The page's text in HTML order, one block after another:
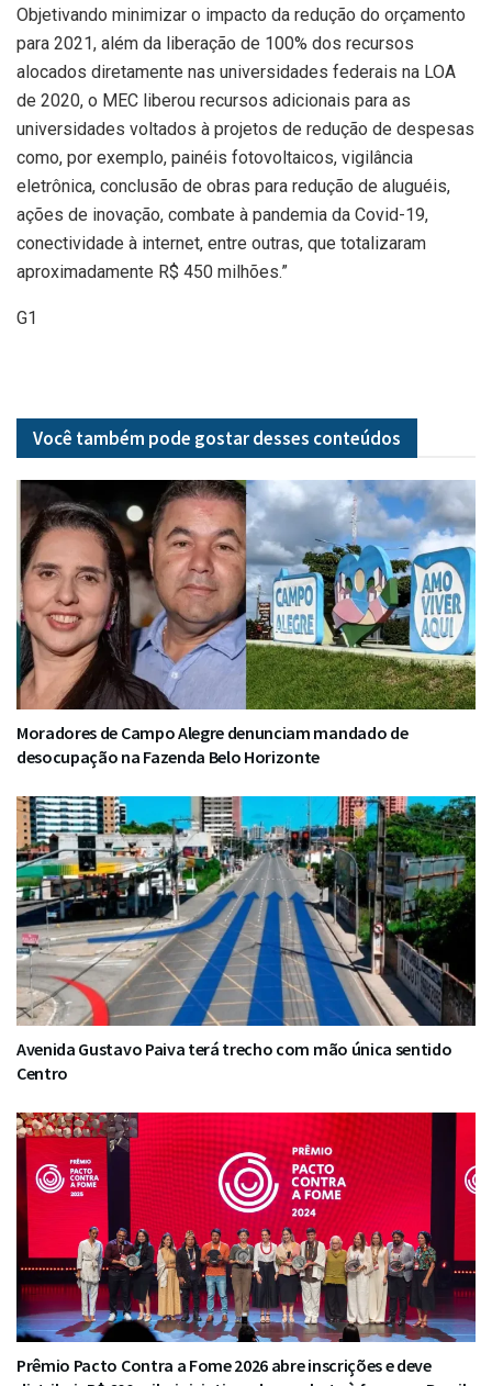
Objetivando minimizar o impacto da redução do orçamento
para 2021, além da liberação de 100% dos recursos
alocados diretamente nas universidades federais na LOA
de 2020, o MEC liberou recursos adicionais para as
universidades voltados à projetos de redução de despesas
como, por exemplo, painéis fotovoltaicos, vigilância
eletrônica, conclusão de obras para redução de aluguéis,
ações de inovação, combate à pandemia da Covid-19,
conectividade à internet, entre outras, que totalizaram
aproximadamente R$ 450 milhões.”
G1
Você também pode gostar desses conteúdos
Moradores de Campo Alegre denunciam mandado de
desocupação na Fazenda Belo Horizonte
Avenida Gustavo Paiva terá trecho com mão única sentido
Centro
Prêmio Pacto Contra a Fome 2026 abre inscrições e deve